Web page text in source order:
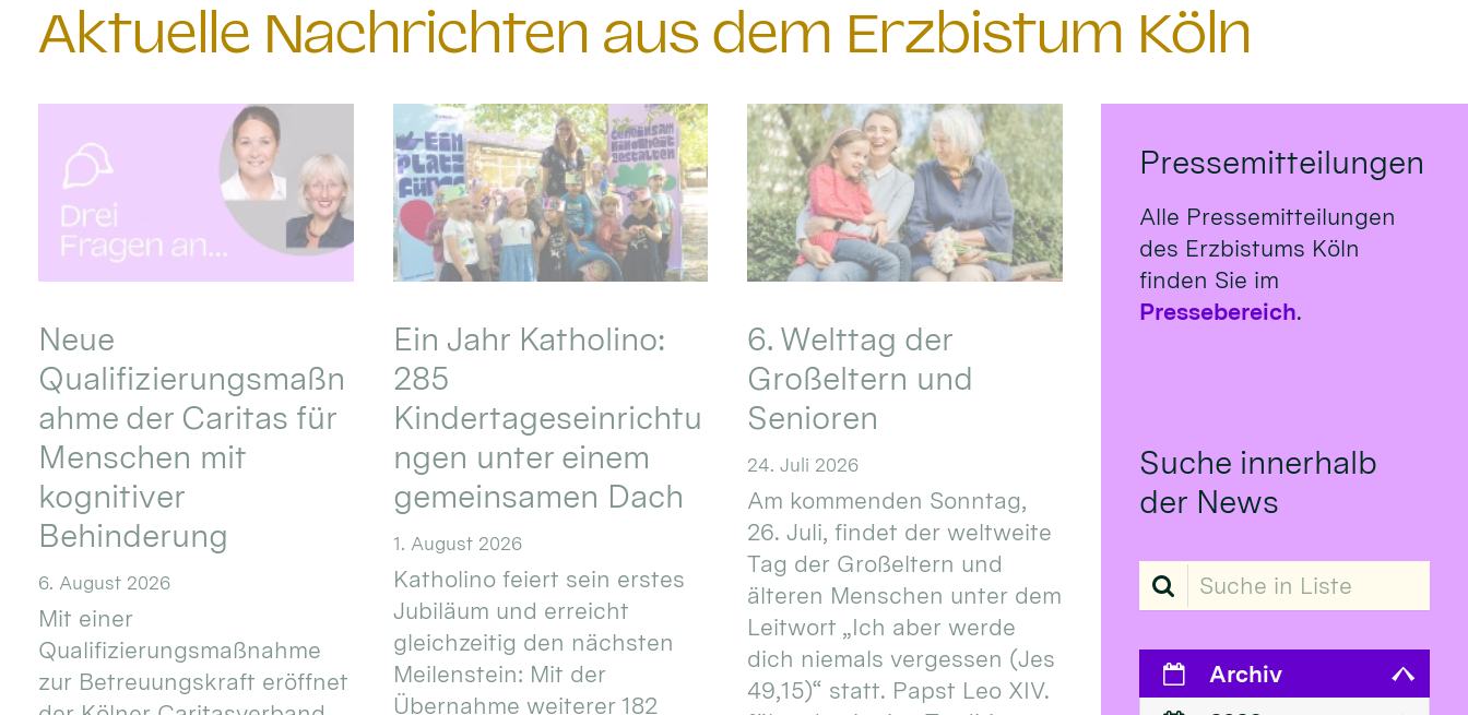
Aktuelle Nachrichten aus dem Erzbistum Köln
Neue
Qualifizierungsmaßn
ahme der Caritas für
Menschen mit
kognitiver
Behinderung
6. August 2026
Mit einer
Qualifizierungsmaßnahme
zur Betreuungskraft eröffnet
Ein Jahr Katholino:
285
Kindertageseinrichtu
ngen unter einem
gemeinsamen Dach
1. August 2026
Katholino feiert sein erstes
Jubiläum und erreicht
gleichzeitig den nächsten
Meilenstein: Mit der
Übernahme weiterer 182
6. Welttag der
Großeltern und
Senioren
24. Juli 2026
Am kommenden Sonntag,
26. Juli, findet der weltweite
Tag der Großeltern und
älteren Menschen unter dem
Leitwort „Ich aber werde
dich niemals vergessen (Jes
49,15)“ statt. Papst Leo XIV.
Pressemitteilungen
Alle Pressemitteilungen
des Erzbistums Köln
finden Sie im
Pressebereich.
Suche innerhalb
der News
Suche in Liste
Archiv